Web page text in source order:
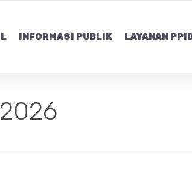
INFORMASI PUBLIK LAYANAN